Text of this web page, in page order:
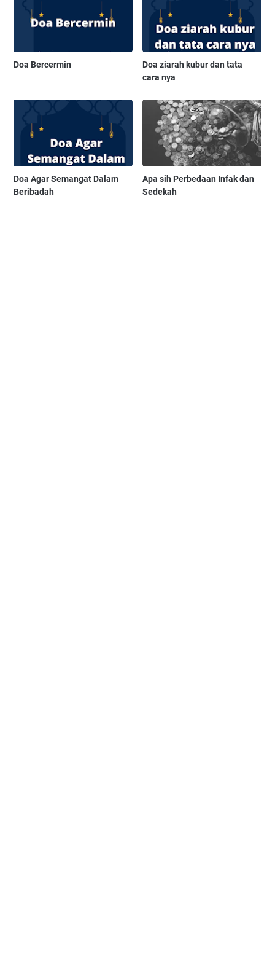
Doa Bercermin
Doa ziarah kubur dan tata
cara nya
Doa Agar Semangat Dalam
Beribadah
Apa sih Perbedaan Infak dan
Sedekah